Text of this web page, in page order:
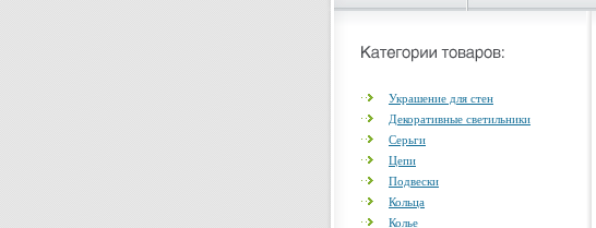
Украшение для стен
Декоративные светильники
Серьги
Цепи
Подвески
Кольца
Колье